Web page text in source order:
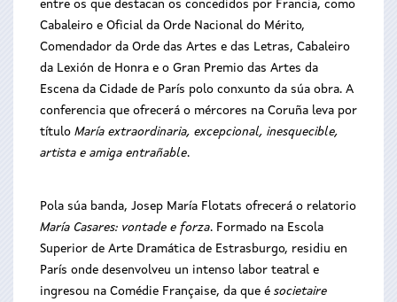
entre os que destacan os concedidos por Francia, como
Cabaleiro e Oficial da Orde Nacional do Mérito,
Comendador da Orde das Artes e das Letras, Cabaleiro
da Lexión de Honra e o Gran Premio das Artes da
Escena da Cidade de París polo conxunto da súa obra. A
conferencia que ofrecerá o mércores na Coruña leva por
título María extraordinaria, excepcional, inesquecible,
artista e amiga entrañable.
Pola súa banda, Josep María Flotats ofrecerá o relatorio
María Casares: vontade e forza. Formado na Escola
Superior de Arte Dramática de Estrasburgo, residiu en
París onde desenvolveu un intenso labor teatral e
ingresou na Comédie Française, da que é societaire